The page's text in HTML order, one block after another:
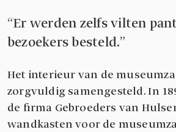
Er werden zelfs vilten
bezoekers besteld.
Het interieur van de
zorgvuldig samengesteld. In
de firma Gebroeders van
wandkasten voor de